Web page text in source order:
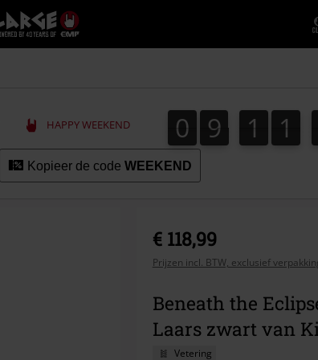
Large
–
Muziek-,
+
kleding
HAPPY WEEKEND 0
0 9
9 1
1 1
1
Kopieer de code WEEKEND
€ 118,99
Prijzen incl. BTW, exclusief
Beneath the
Laars zwart van
Vetering